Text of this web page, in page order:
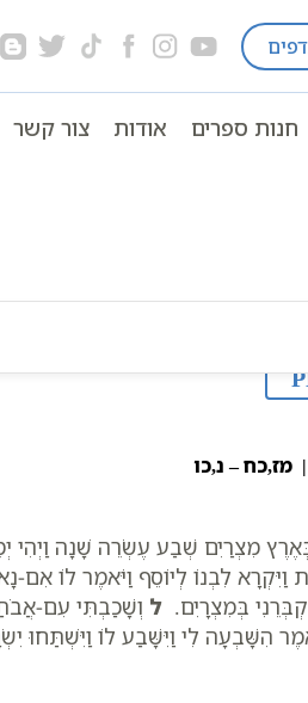
חנות ספרים אודות צור קשר
ויחי תורה תנ"ך מנוקד
– נ,כו
מִצְרַיִם שְׁבַע עֶשְׂרֵה שָׁנָה וַיְהִי
וַיִּקְרָא לִבְנוֹ לְיוֹסֵף וַיֹּאמֶר לוֹ
בְּמִצְרָיִם. ל וְשָׁכַבְתִּי עִם-
הִשָּׁבְעָה לִי וַיִּשָּׁבַע לוֹ